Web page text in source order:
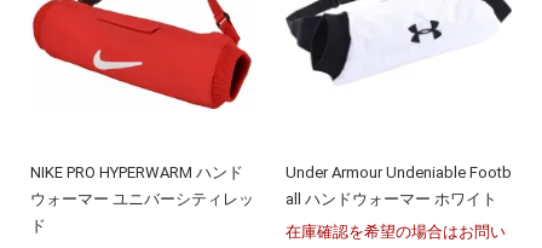
NIKE PRO HYPERWARM ハンド
ウォーマー ユニバーシティレッ
ド
Under Armour Undeniable Footb
all ハンドウォーマー ホワイト
在庫確認を希望の場合はお問い